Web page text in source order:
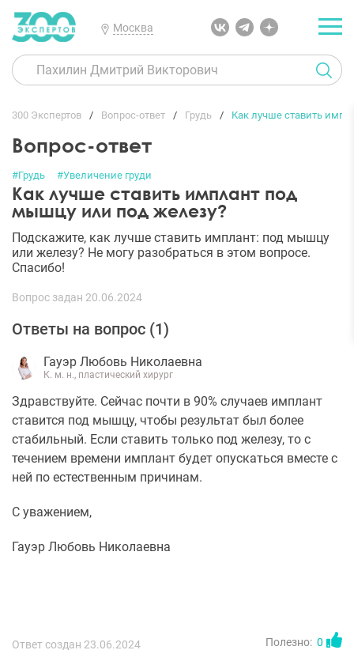
Москва
300 Экспертов Вопрос-ответ Грудь Как лучше ставить
Вопрос-ответ
#Грудь #Увеличение груди
Как лучше ставить имплант под
мышцу или под железу?
Подскажите, как лучше ставить имплант: под мышцу
или железу? Не могу разобраться в этом вопросе.
Спасибо!
Вопрос задан 20.06.2024
Ответы на вопрос (1)
Гауэр Любовь Николаевна
К. м. н., пластический хирург
Здравствуйте. Сейчас почти в 90% случаев имплант
ставится под мышцу, чтобы результат был более
стабильный. Если ставить только под железу, то с
течением времени имплант будет опускаться вместе с
ней по естественным причинам.
С уважением,
Гауэр Любовь Николаевна
Ответ создан 23.06.2024 Полезно: 0